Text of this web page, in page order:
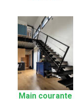
Main courante